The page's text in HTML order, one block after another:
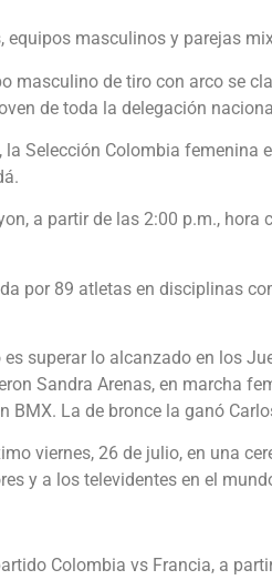
masculinos y parejas
masculino de tiro con arco se
de toda la delegación
Selección Colombia
a partir de las 2:00 p.m.,
por 89 atletas en disciplinas
superar lo alcanzado en los
Sandra Arenas, en marcha
La de bronce la ganó
viernes, 26 de julio, en una
y a los televidentes en el
Colombia vs Francia, a